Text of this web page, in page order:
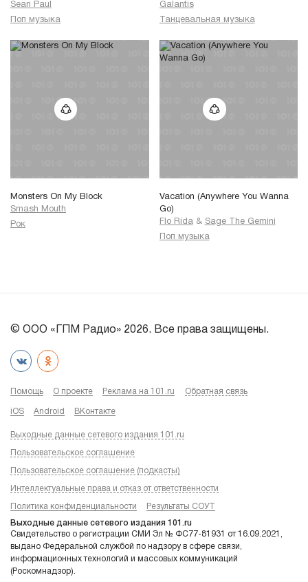
Sean Paul
Поп музыка
Galantis
Танцевальная музыка
Monsters On My Block
Smash Mouth
Рок
Vacation (Anywhere You Wanna
Go)
Flo Rida & Sage The Gemini
Поп музыка
© ООО «ГПМ Радио» 2026. Все права защищены.
Помощь О проекте Реклама на 101.ru Обратная связь
iOS Android ВКонтакте
Выходные данные сетевого издания 101.ru
Пользовательское соглашение
Пользовательское соглашение (подкасты)
Интеллектуальные права и отказ от ответственности
Политика конфиденциальности Результаты СОУТ
Выходные данные сетевого издания 101.ru
Свидетельство о регистрации СМИ Эл № ФС77-81931 от 16.09.2021,
выдано Федеральной службой по надзору в сфере связи,
информационных технологий и массовых коммуникаций
(Роскомнадзор).